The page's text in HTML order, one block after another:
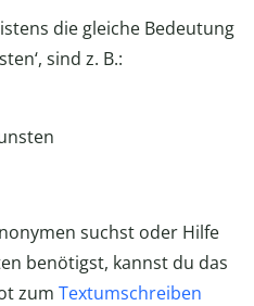
die gleiche Bedeutung
sind z. B.:
suchst oder Hilfe
benötigst, kannst du das
zum Textumschreiben